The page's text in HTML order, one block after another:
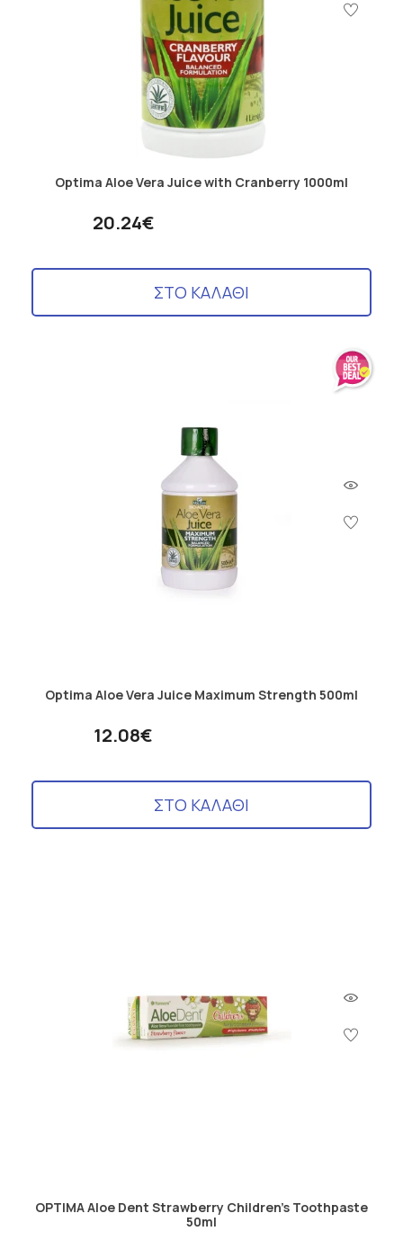
Optima Aloe Vera Juice with Cranberry 1000ml
20.24€
ΣΤΟ ΚΑΛΑΘΙ
Optima Aloe Vera Juice Maximum Strength 500ml
12.08€
ΣΤΟ ΚΑΛΑΘΙ
OPTIMA Aloe Dent Strawberry Children's Toothpaste
50ml